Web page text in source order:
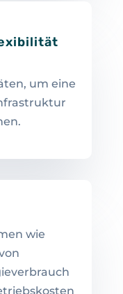
um eine
wie